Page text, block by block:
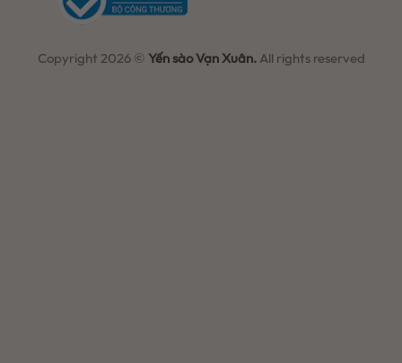
Copyright 2026 ©Yến sào Vạn Xuân.All rights reserved